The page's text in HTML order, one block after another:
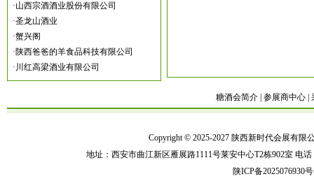
·山西宗酒酒业股份有限公司
·圣龙山酒业
·蟹兴阁
·陕西爸爸的羊食品科技有限公司
· 川红高梁酒业有限公司